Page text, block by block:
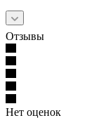
Отзывы
Нет оценок